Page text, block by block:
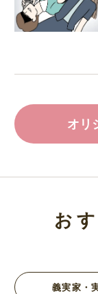
オリ
お
義実家・